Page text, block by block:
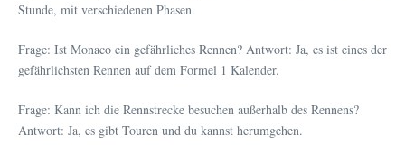
Stunde, mit verschiedenen Phasen.
Frage: Ist Monaco ein gefährliches Rennen? Antwort: Ja, es ist eines der
gefährlichsten Rennen auf dem Formel 1 Kalender.
Frage: Kann ich die Rennstrecke besuchen außerhalb des Rennens?
Antwort: Ja, es gibt Touren und du kannst herumgehen.